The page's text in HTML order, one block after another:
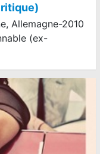
Allemagne-2010
(ex-